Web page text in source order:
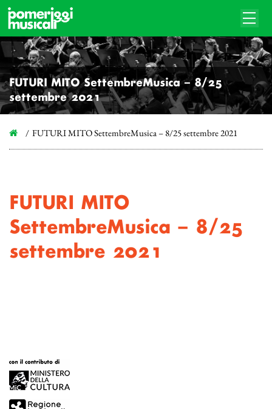
FUTURI MITO SettembreMusica – 8/25
settembre 2021
FUTURI MITO SettembreMusica – 8/25 settembre 2021
FUTURI MITO
SettembreMusica – 8/25
settembre 2021